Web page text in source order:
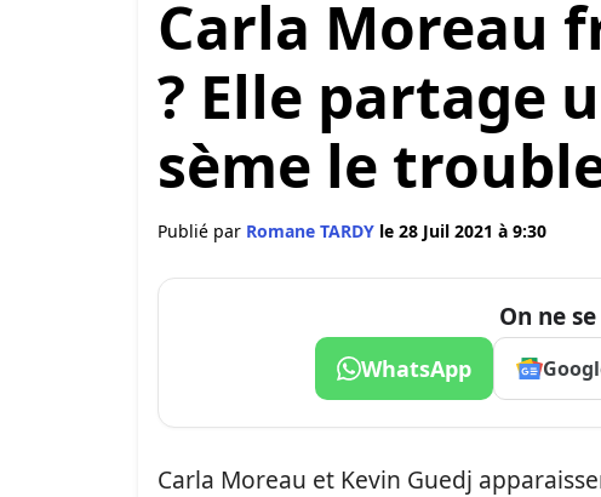
Carla Moreau
? Elle partage
sème le
Publié par Romane TARDY le 28 Juil 2021 à 9:30
On ne
WhatsApp
Carla Moreau et Kevin Guedj